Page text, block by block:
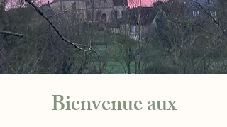
Bienvenue aux